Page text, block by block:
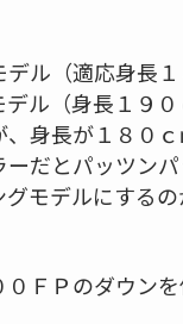
ル（適応身長１
ル（身長１９０
、身長が１８０
ーだとパッツン
グモデルにする
ＦＰのダウン